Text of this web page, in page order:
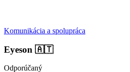
Komunikácia a spolupráca
Eyeson 🇦🇹
Odporúčaný